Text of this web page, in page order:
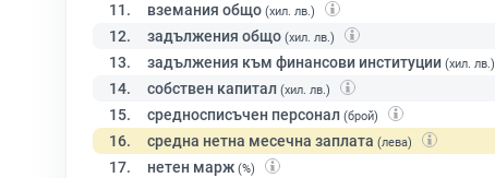
11. вземания общо (хил. лв.)
12. задължения общо (хил. лв.)
13. задължения към финансови институции (хил. лв.)
14. собствен капитал (хил. лв.)
15. средносписъчен персонал (брой)
16. средна нетна месечна заплата (лева)
17. нетен марж (%)